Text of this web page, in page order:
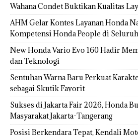
Wahana Condet Buktikan Kualitas
AHM Gelar Kontes Layanan Honda
Kompetensi Honda People di
New Honda Vario Evo 160 Hadir
dan Teknologi
Sentuhan Warna Baru Perkuat
sebagai Skutik Favorit
Sukses di Jakarta Fair 2026, Honda
Masyarakat Jakarta-Tangerang
Posisi Berkendara Tepat, Kendali